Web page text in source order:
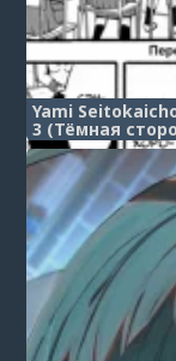
Yami
3 (Тёмная